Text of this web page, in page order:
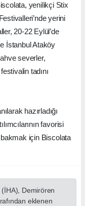
yenilikçi Stix
yerini
20-22 Eylül’de
İstanbul Ataköy
severler,
tadını
hazırladığı
favorisi
için Biscolata
(İHA), Demirören
eklenen